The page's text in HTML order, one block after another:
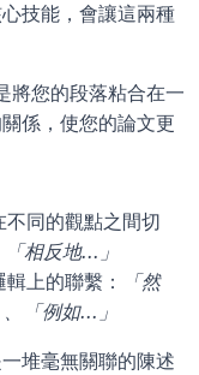
技能，會讓這兩種
將您的段落粘合在一
係，使您的論文更
不同的觀點之間切
相反地...」
上的聯繫：
「然
「例如...」
堆毫無關聯的陳述